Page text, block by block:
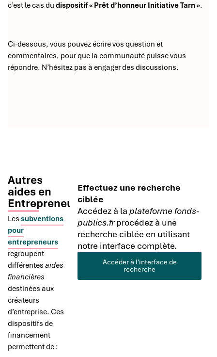
c’est le cas du dispositif « Prêt d’honneur Initiative Tarn ».
Ci-dessous, vous pouvez écrire vos question et
commentaires, pour que la communauté puisse vous
répondre. N’hésitez pas à engager des discussions.
Autres
aides en
Entrepreneuriat
Les subventions
pour
entrepreneurs
regroupent
différentes aides
financières
destinées aux
créateurs
d’entreprise. Ces
dispositifs de
financement
permettent de :
Effectuez une recherche
ciblée
Accédez à laplateforme fonds-
publics.frprocédez à une
recherche ciblée en utilisant
notre interface complète.
Accéder à l'interface de
recherche